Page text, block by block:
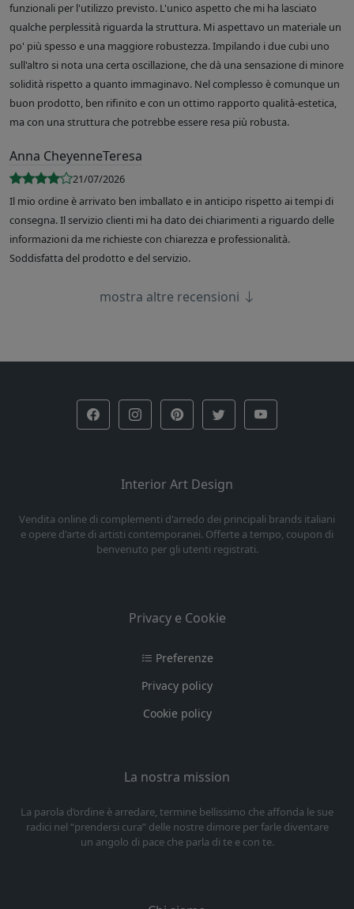
funzionali per l'utilizzo previsto. L'unico aspetto che mi ha lasciato
qualche perplessità riguarda la struttura. Mi aspettavo un materiale un
po' più spesso e una maggiore robustezza. Impilando i due cubi uno
sull'altro si nota una certa oscillazione, che dà una sensazione di minore
solidità rispetto a quanto immaginavo. Nel complesso è comunque un
buon prodotto, ben rifinito e con un ottimo rapporto qualità-estetica,
ma con una struttura che potrebbe essere resa più robusta.
Anna CheyenneTeresa
21/07/2026
Il mio ordine è arrivato ben imballato e in anticipo rispetto ai tempi di
consegna. Il servizio clienti mi ha dato dei chiarimenti a riguardo delle
informazioni da me richieste con chiarezza e professionalità.
Soddisfatta del prodotto e del servizio.
mostra altre recensioni
Interior Art Design
Vendita online di complementi d'arredo dei principali brands italiani
e opere d'arte di artisti contemporanei. Offerte a tempo, coupon di
benvenuto per gli utenti registrati.
Privacy e Cookie
Preferenze
Privacy policy
Cookie policy
La nostra mission
La parola d’ordine è arredare, termine bellissimo che affonda le sue
radici nel “prendersi cura” delle nostre dimore per farle diventare
un angolo di pace che parla di te e con te.